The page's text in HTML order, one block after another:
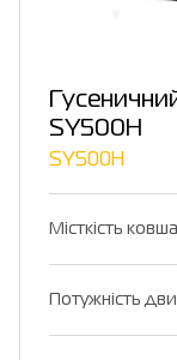
SY500H
SY500H
Місткість ковша
Потужність